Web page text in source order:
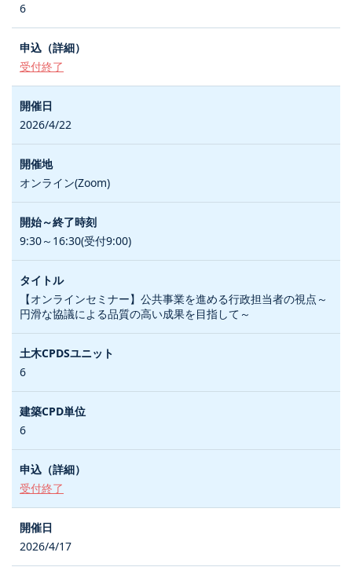
6
受付終了
2026/4/22
オンライン(Zoom)
9:30～16:30(受付9:00)
【オンラインセミナー】公共事業を進める行政担当者の視点～
円滑な協議による品質の高い成果を目指して～
6
6
受付終了
2026/4/17